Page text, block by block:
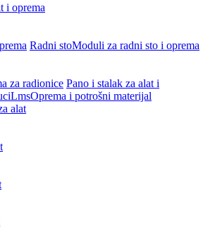
i oprema
Radni stoModuli za radni sto i oprema
za radionice Pano i stalak za alat i
LmsOprema i potrošni materijal
alat